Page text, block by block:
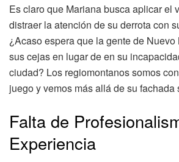
Es claro que Mariana busca aplicar el
distraer la atención de su derrota con
¿Acaso espera que la gente de
sus cejas en lugar de en su
ciudad? Los regiomontanos somos
juego y vemos más allá de su fachada
Falta de
Experiencia